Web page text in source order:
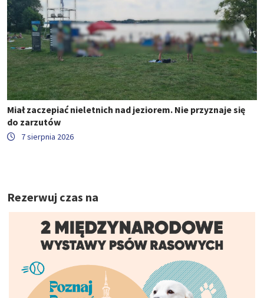
Miał zaczepiać nieletnich nad jeziorem. Nie przyznaje się
do zarzutów
7 sierpnia 2026
Rezerwuj czas na